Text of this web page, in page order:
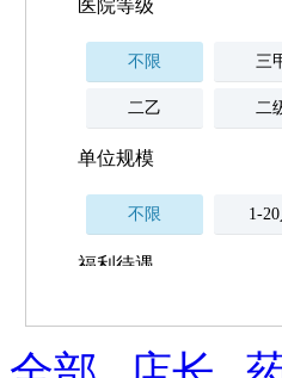
医院等级
不限 三
二乙 二
单位规模
不限 1-20
福利待遇
薪资与社保